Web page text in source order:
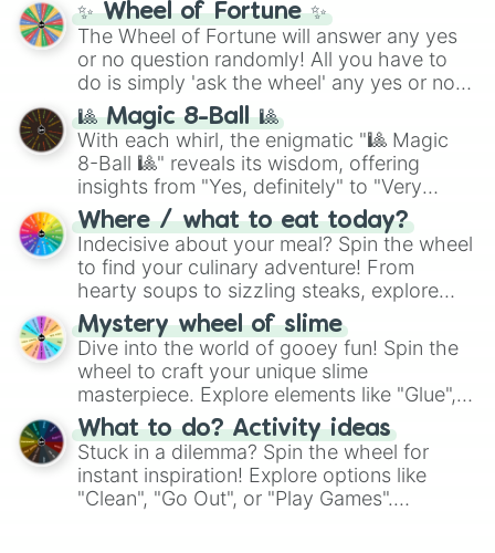
✨ Wheel of Fortune ✨
The Wheel of Fortune will answer any yes
or no question randomly! All you have to
do is simply 'ask the wheel' any yes or no
question, then spin the wheel and you will
be given an answer.
🎱 Magic 8-Ball 🎱
With each whirl, the enigmatic "🎱 Magic
8-Ball 🎱" reveals its wisdom, offering
insights from "Yes, definitely" to "Very
doubtful." Seek guidance, embrace the
unknown, and find your answers in this
whimsical journey of chance.
Where / what to eat today?
Indecisive about your meal? Spin the wheel
to find your culinary adventure! From
hearty soups to sizzling steaks, explore
options like Chinese, BBQ, and more. Let
chance guide your cravings as you land on
choices such as sushi or a classic burger.
Mystery wheel of slime
Dive into the world of gooey fun! Spin the
wheel to craft your unique slime
masterpiece. Explore elements like "Glue",
"Blue Coloring", "Googly Eyes", and more.
From shimmering "Black Glitter" to vibrant
"Pink Coloring", each spin unveils a new
ingredient.
What to do? Activity ideas
Stuck in a dilemma? Spin the wheel for
instant inspiration! Explore options like
"Clean", "Go Out", or "Play Games".